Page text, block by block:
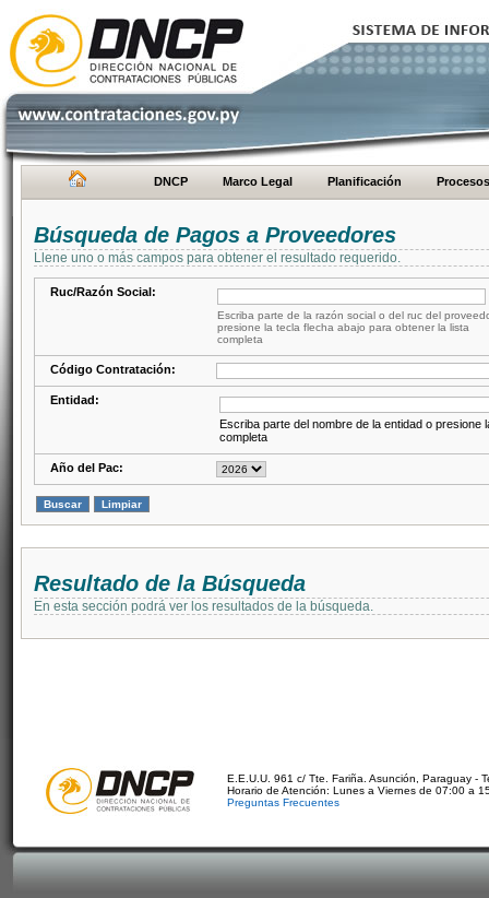
DNCP Marco Legal Planificación Procesos
Búsqueda de Pagos a Proveedores
Llene uno o más campos para obtener el resultado requerido.
Ruc/Razón Social:
Escriba parte de la razón social o del ruc del
presione la tecla flecha abajo para obtener la lista
completa
Código Contratación:
Entidad:
Escriba parte del nombre de la entidad o presione
completa
Año del Pac:
Resultado de la Búsqueda
En esta sección podrá ver los resultados de la búsqueda.
E.E.U.U. 961 c/ Tte. Fariña. Asunción, Paraguay -
Horario de Atención: Lunes a Viernes de 07:00 a
Preguntas Frecuentes